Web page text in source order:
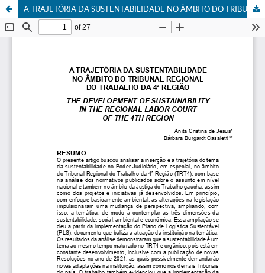
A TRAJETÓRIA DA SUSTENTABILIDADE NO ÂMBITO DO TRIBUNAL REGIONAL DO TRABALHO DA 4ª REGIÃO